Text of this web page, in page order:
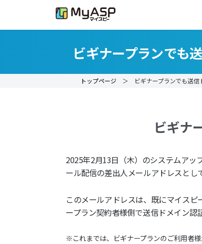
ビギナープランでも
トップページ ＞ ビギナープランでも送信
ビギナ
2025年2月13日（木）のシステムアッ
ール配信の差出人メールアドレスとし
このメールアドレスは、既にマイスピ
ープラン契約者様側で送信ドメイン認
※これまでは、ビギナープランのご利用者